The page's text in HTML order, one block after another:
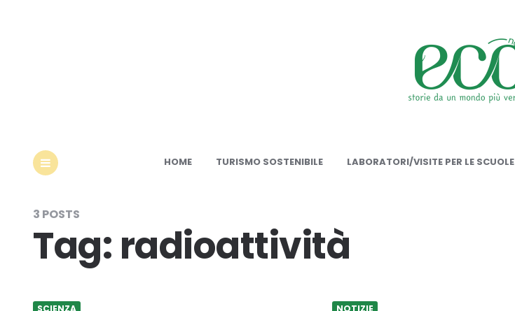
HOME TURISMO SOSTENIBILE LABORATORI/VISITE PER LE SCUOLE
3 POSTS
Tag: radioattività
SCIENZA NOTIZIE